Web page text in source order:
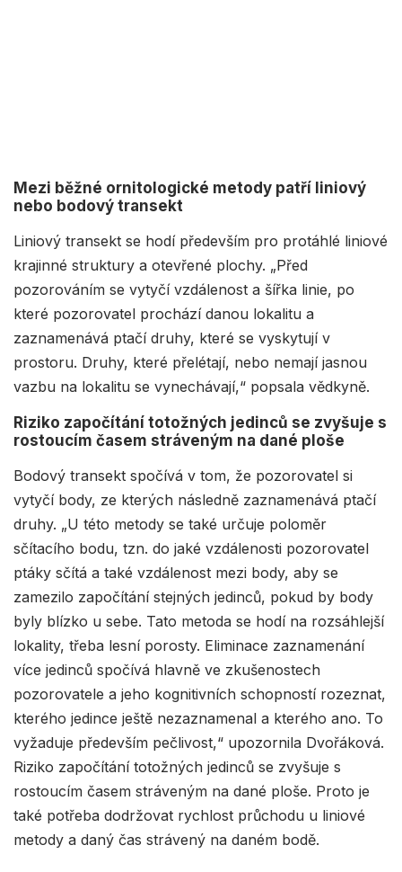
Mezi běžné ornitologické metody patří liniový
nebo bodový transekt
Liniový transekt se hodí především pro protáhlé liniové
krajinné struktury a otevřené plochy. „Před
pozorováním se vytyčí vzdálenost a šířka linie, po
které pozorovatel prochází danou lokalitu a
zaznamenává ptačí druhy, které se vyskytují v
prostoru. Druhy, které přelétají, nebo nemají jasnou
vazbu na lokalitu se vynechávají,“ popsala vědkyně.
Riziko započítání totožných jedinců se zvyšuje s
rostoucím časem stráveným na dané ploše
Bodový transekt spočívá v tom, že pozorovatel si
vytyčí body, ze kterých následně zaznamenává ptačí
druhy. „U této metody se také určuje poloměr
sčítacího bodu, tzn. do jaké vzdálenosti pozorovatel
ptáky sčítá a také vzdálenost mezi body, aby se
zamezilo započítání stejných jedinců, pokud by body
byly blízko u sebe. Tato metoda se hodí na rozsáhlejší
lokality, třeba lesní porosty. Eliminace zaznamenání
více jedinců spočívá hlavně ve zkušenostech
pozorovatele a jeho kognitivních schopností rozeznat,
kterého jedince ještě nezaznamenal a kterého ano. To
vyžaduje především pečlivost,“ upozornila Dvořáková.
Riziko započítání totožných jedinců se zvyšuje s
rostoucím časem stráveným na dané ploše. Proto je
také potřeba dodržovat rychlost průchodu u liniové
metody a daný čas strávený na daném bodě.